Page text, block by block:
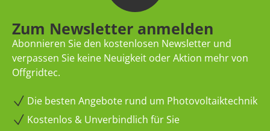
Zum Newsletter anmelden
Abonnieren Sie den kostenlosen Newsletter und
verpassen Sie keine Neuigkeit oder Aktion mehr von
Offgridtec.
Die besten Angebote rund um Photovoltaiktechnik
Kostenlos & Unverbindlich für Sie